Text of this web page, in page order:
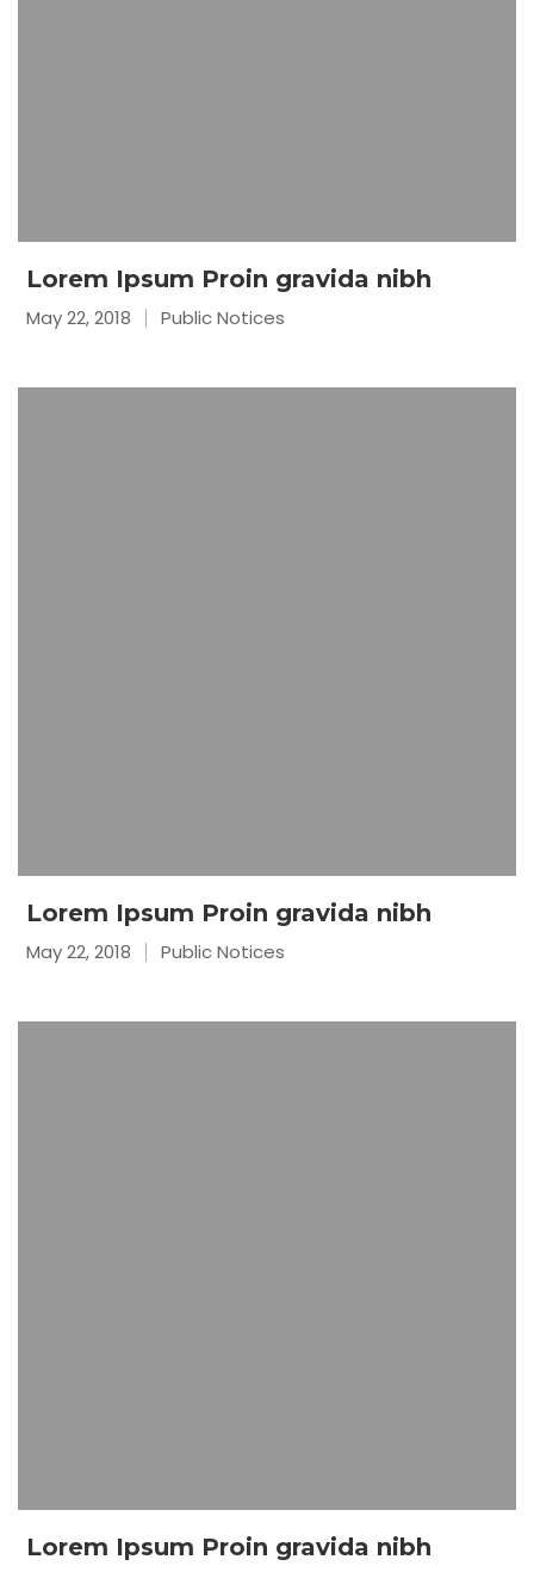
Lorem Ipsum Proin gravida nibh
May 22, 2018 Public Notices
Lorem Ipsum Proin gravida nibh
May 22, 2018 Public Notices
Lorem Ipsum Proin gravida nibh